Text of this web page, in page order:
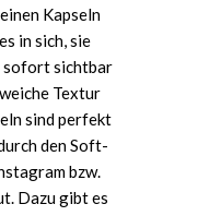
Kapseln
in sich, sie
sofort sichtbar
Textur
sind perfekt
den Soft-
bzw.
Dazu gibt es